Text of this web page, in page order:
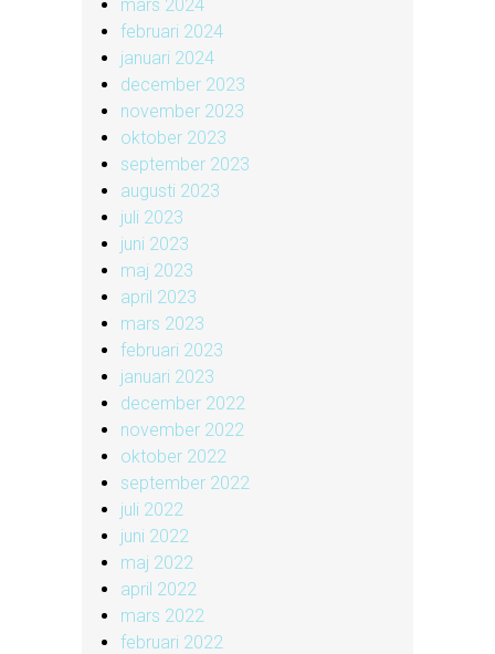
mars 2024
februari 2024
januari 2024
december 2023
november 2023
oktober 2023
september 2023
augusti 2023
juli 2023
juni 2023
maj 2023
april 2023
mars 2023
februari 2023
januari 2023
december 2022
november 2022
oktober 2022
september 2022
juli 2022
juni 2022
maj 2022
april 2022
mars 2022
februari 2022